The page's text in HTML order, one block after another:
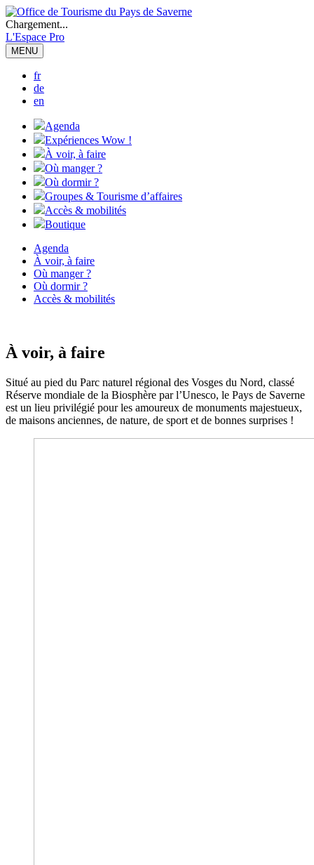
Chargement...
L'Espace Pro
MENU
fr
de
en
Agenda
Expériences Wow !
À voir, à faire
Où manger ?
Où dormir ?
Groupes & Tourisme d’affaires
Accès & mobilités
Boutique
Agenda
À voir, à faire
Où manger ?
Où dormir ?
Accès & mobilités
À voir, à faire
Situé au pied du Parc naturel régional des Vosges du Nord, classé
Réserve mondiale de la Biosphère par l’Unesco, le Pays de Saverne
est un lieu privilégié pour les amoureux de monuments majestueux,
de maisons anciennes, de nature, de sport et de bonnes surprises !